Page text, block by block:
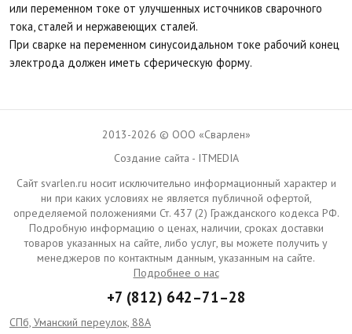
или переменном токе от улучшенных источников сварочного
тока, сталей и нержавеющих сталей.
При сварке на переменном синусоидальном токе рабочий конец
электрода должен иметь сферическую форму.
2013-2026 © ООО «Сварлен»
Создание сайта - ITMEDIA
Сайт svarlen.ru носит исключительно информационный характер и
ни при каких условиях не является публичной офертой,
определяемой положениями Ст. 437 (2) Гражданского кодекса РФ.
Подробную информацию о ценах, наличии, сроках доставки
товаров указанных на сайте, либо услуг, вы можете получить у
менеджеров по контактным данным, указанным на сайте.
Подробнее о нас
+7 (812) 642–71–28
СПб, Уманский переулок, 88А